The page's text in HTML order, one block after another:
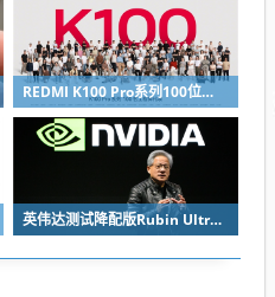
REDMI K100 Pro系列100位工程师代表亮相：设计、工程K90原班人马操刀
英伟达测试降配版Rubin Ultra GPU：HBM短缺下芯片厂商如何破局